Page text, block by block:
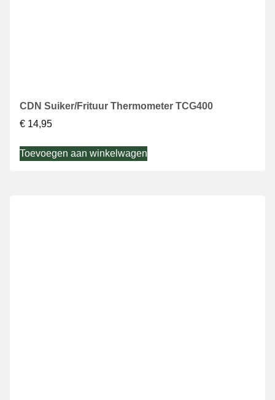
CDN Suiker/Frituur Thermometer TCG400
€ 14,95
Toevoegen aan winkelwagen